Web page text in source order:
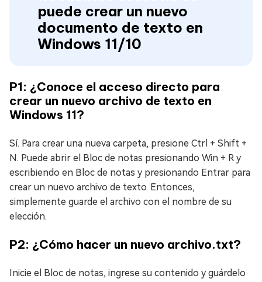
puede crear un nuevo
documento de texto en
Windows 11/10
P1: ¿Conoce el acceso directo para
crear un nuevo archivo de texto en
Windows 11?
Sí. Para crear una nueva carpeta, presione Ctrl + Shift +
N. Puede abrir el Bloc de notas presionando Win + R y
escribiendo en Bloc de notas y presionando Entrar para
crear un nuevo archivo de texto. Entonces,
simplemente guarde el archivo con el nombre de su
elección.
P2: ¿Cómo hacer un nuevo archivo.txt?
Inicie el Bloc de notas, ingrese su contenido y guárdelo